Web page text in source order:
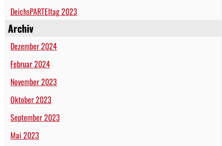
DeichsPARTEItag 2023
Archiv
Dezember 2024
Februar 2024
November 2023
Oktober 2023
September 2023
Mai 2023